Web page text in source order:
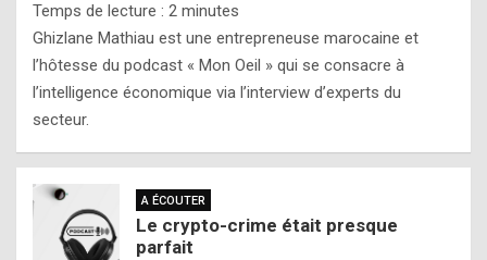
Temps de lecture : 2 minutes
Ghizlane Mathiau est une entrepreneuse marocaine et
l’hôtesse du podcast « Mon Oeil » qui se consacre à
l’intelligence économique via l’interview d’experts du
secteur.
A ÉCOUTER
Le crypto-crime était presque
parfait